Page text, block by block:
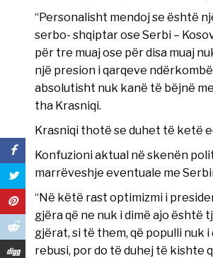
“Personalisht mendoj se është
serbo- shqiptar ose Serbi –
për tre muaj ose për disa muaj
një presion i qarqeve
absolutisht nuk kanë të bëjnë
tha Krasniqi.
Krasniqi thotë se duhet të ketë
Konfuzioni aktual në skenën
marrëveshje eventuale me
“Në këtë rast optimizmi i
gjëra që ne nuk i dimë ajo është
gjërat, si të them, që populli nuk
rebusi, por do të duhej të kishte